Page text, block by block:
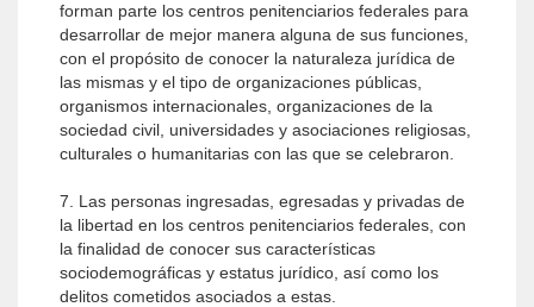
forman parte los centros penitenciarios federales para
desarrollar de mejor manera alguna de sus funciones,
con el propósito de conocer la naturaleza jurídica de
las mismas y el tipo de organizaciones públicas,
organismos internacionales, organizaciones de la
sociedad civil, universidades y asociaciones religiosas,
culturales o humanitarias con las que se celebraron.
7. Las personas ingresadas, egresadas y privadas de
la libertad en los centros penitenciarios federales, con
la finalidad de conocer sus características
sociodemográficas y estatus jurídico, así como los
delitos cometidos asociados a estas.